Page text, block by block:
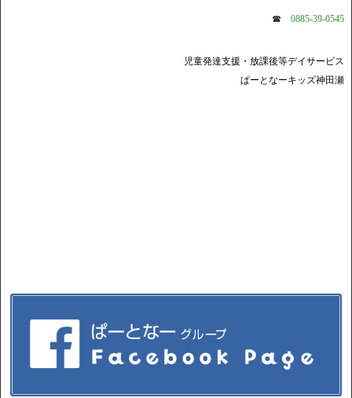
☎ 0885-39-0545
児童発達支援・放課後等デイサービス
ぱーとなーキッズ神田瀬